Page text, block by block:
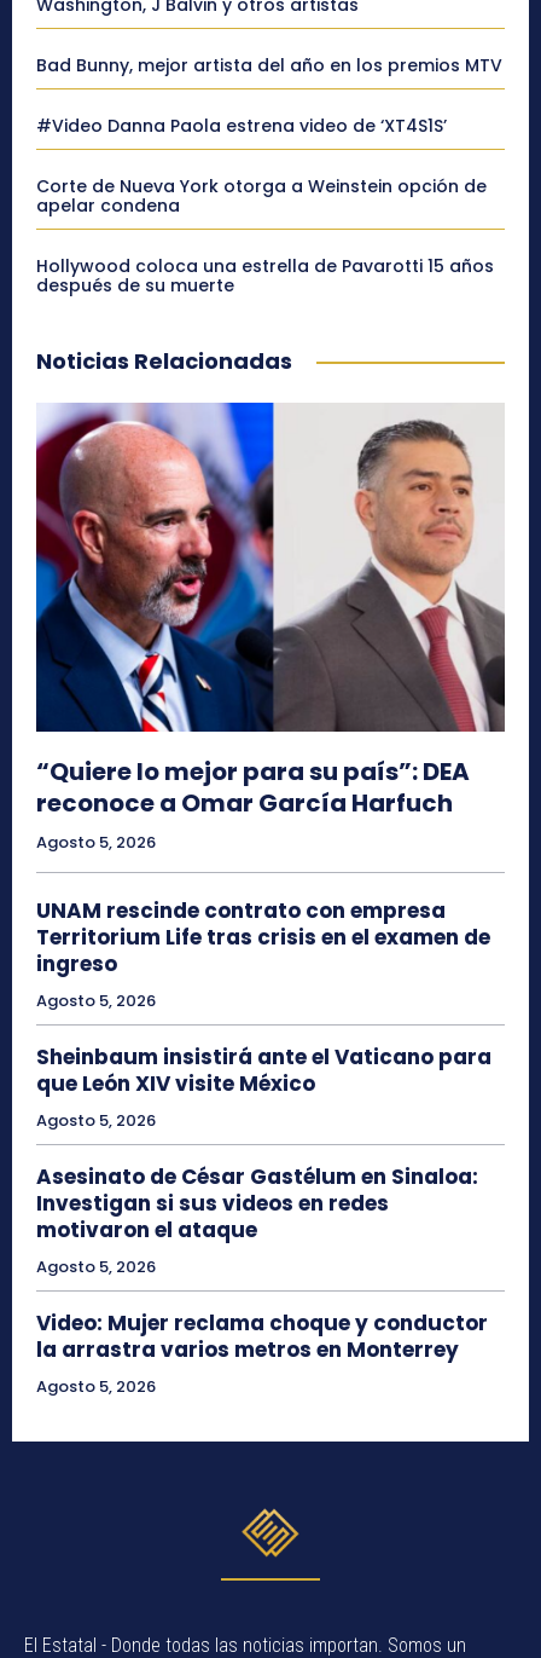
Washington, J Balvin y otros artistas
Bad Bunny, mejor artista del año en los premios MTV
#Video Danna Paola estrena video de ‘XT4S1S’
Corte de Nueva York otorga a Weinstein opción de
apelar condena
Hollywood coloca una estrella de Pavarotti 15 años
después de su muerte
Noticias Relacionadas
“Quiere lo mejor para su país”: DEA
reconoce a Omar García Harfuch
Agosto 5, 2026
UNAM rescinde contrato con empresa
Territorium Life tras crisis en el examen de
ingreso
Agosto 5, 2026
Sheinbaum insistirá ante el Vaticano para
que León XIV visite México
Agosto 5, 2026
Asesinato de César Gastélum en Sinaloa:
Investigan si sus videos en redes
motivaron el ataque
Agosto 5, 2026
Video: Mujer reclama choque y conductor
la arrastra varios metros en Monterrey
Agosto 5, 2026
El Estatal - Donde todas las noticias importan. Somos un